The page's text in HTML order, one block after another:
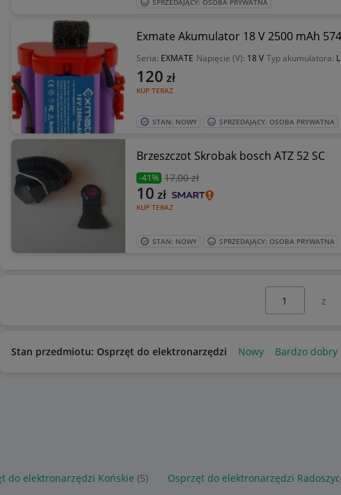
SPRZEDAJĄCY: OSOBA PRYWATNA
Exmate
Seria: EXMATE Napięcie (V): 18 V Typ akumulatora:
KUP TERAZ
120 zł
STAN: NOWY SPRZEDAJĄCY: OSOBA PRYWATNA
Brzeszczot Skrobak bosch ATZ 52 SC
-41% 17,00 zł
KUP TERAZ
10 zł
STAN: NOWY SPRZEDAJĄCY: OSOBA PRYWATNA
z
Stan przedmiotu: Osprzęt do elektronarzędzi Nowy Bardzo dobry
do elektronarzędzi Końskie (5) Osprzęt do elektronarzędzi